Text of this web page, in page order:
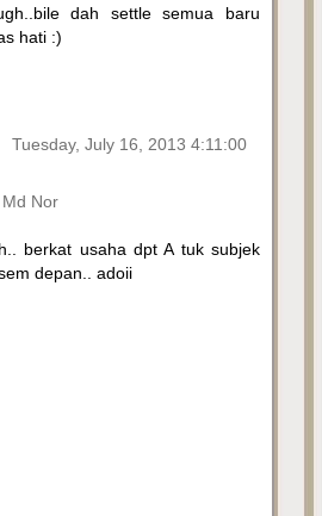
dah settle semua baru
hati :)
Tuesday, July 16, 2013 4:11:00
Nor
berkat usaha dpt A tuk subjek
depan.. adoii